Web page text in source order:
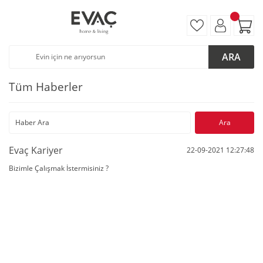
ARA
Tüm Haberler
Evaç Kariyer
22-09-2021 12:27:48
Bizimle Çalışmak İstermisiniz ?